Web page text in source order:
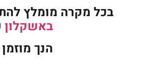
בכל מקרה מומלץ
באשקלון
הנך